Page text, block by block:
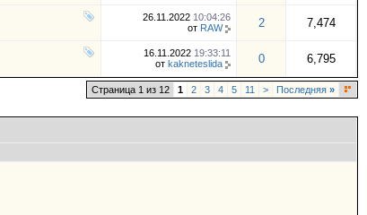
26.11.2022 10:04:26
от RAW 2 7,474
16.11.2022 19:33:11
от kakneteslida 0 6,795
Страница 1 из 12 1 2 3 4 5 11 > Последняя »